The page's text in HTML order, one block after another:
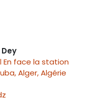
En face la station
Alger, Algérie